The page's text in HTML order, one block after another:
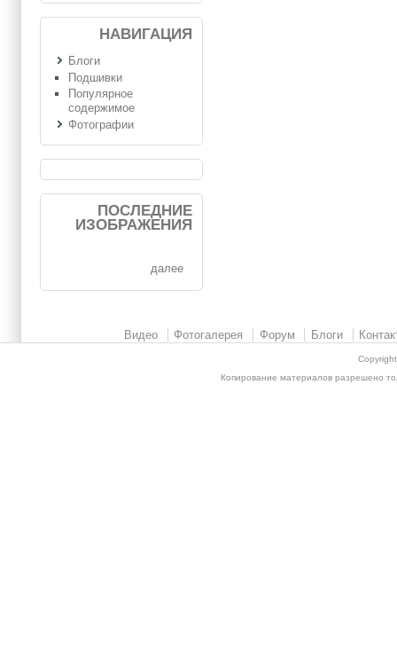
НАВИГАЦИЯ
Блоги
Подшивки
Популярное
содержимое
Фотографии
ПОСЛЕДНИЕ
ИЗОБРАЖЕНИЯ
далее
Видео Фотогалерея Форум Блоги
Копирование материалов разрешено